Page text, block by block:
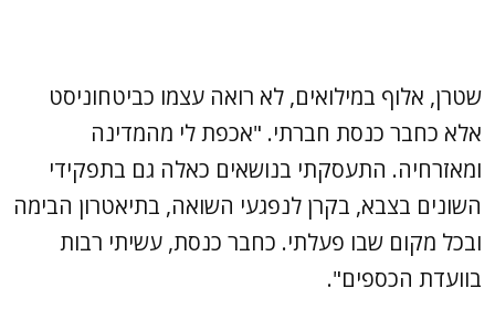
שטרן, אלוף במילואים, לא רואה עצמו כביטחוניסט
אלא כחבר כנסת חברתי. "אכפת לי מהמדינה
ומאזרחיה. התעסקתי בנושאים כאלה גם בתפקידי
השונים בצבא, בקרן לנפגעי השואה, בתיאטרון הבימה
ובכל מקום שבו פעלתי. כחבר כנסת, עשיתי רבות
בוועדת הכספים".